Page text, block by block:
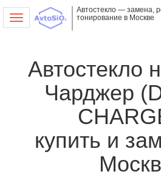
Toggle
Автостекло — замена,
тонирование в Москве
Чарджер
купить и